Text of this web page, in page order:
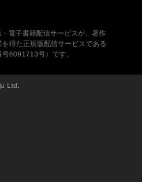
電子書籍配信サービスが、著作
得た正規版配信サービスである
6091713号）です。
Ltd.